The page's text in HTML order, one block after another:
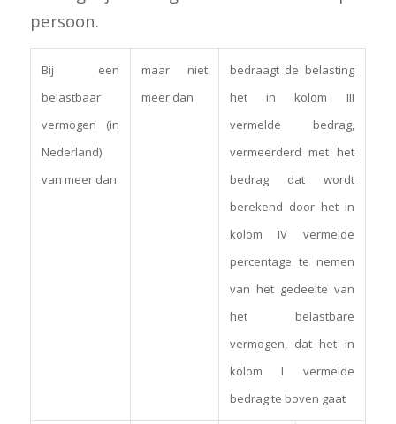
persoon.
Bij een
belastbaar
vermogen (in
Nederland)
van meer dan
maar niet
meer dan
bedraagt de belasting
het in kolom III
vermelde bedrag,
vermeerderd met het
bedrag dat wordt
berekend door het in
kolom IV vermelde
percentage te nemen
van het gedeelte van
het belastbare
vermogen, dat het in
kolom I vermelde
bedrag te boven gaat